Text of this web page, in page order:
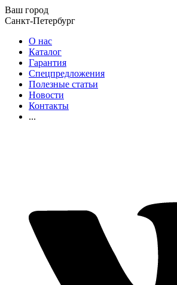
Ваш город
Санкт-Петербург
О нас
Каталог
Гарантия
Спецпредложения
Полезные статьи
Новости
Контакты
...